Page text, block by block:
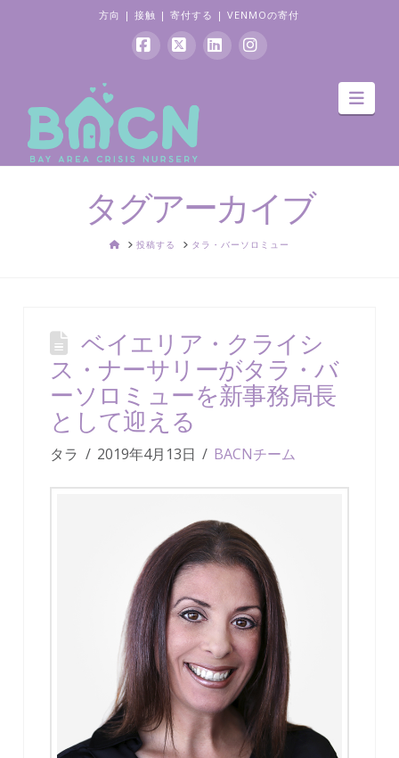
方向 |接触 |寄付する |VENMOの寄付
イ
ス
ブ
ッ
ク
ツ
ン
ラ
ム
ナ
ビ
シ
タグアーカイブ
家 投稿する タラ・バーソロミュー
ベイエリア・クライシ
ス・ナーサリーがタラ・バ
ーソロミューを新事務局長
として迎える
タラ 2019年4月13日 BACNチーム